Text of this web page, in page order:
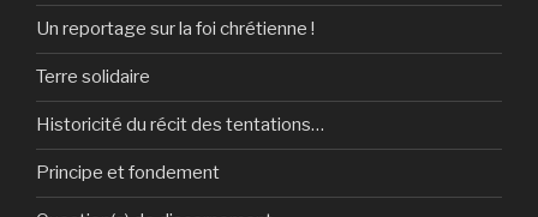
Un reportage sur la foi chrétienne !
Terre solidaire
Historicité du récit des tentations…
Principe et fondement